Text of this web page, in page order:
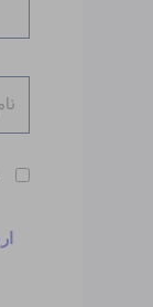
نام*